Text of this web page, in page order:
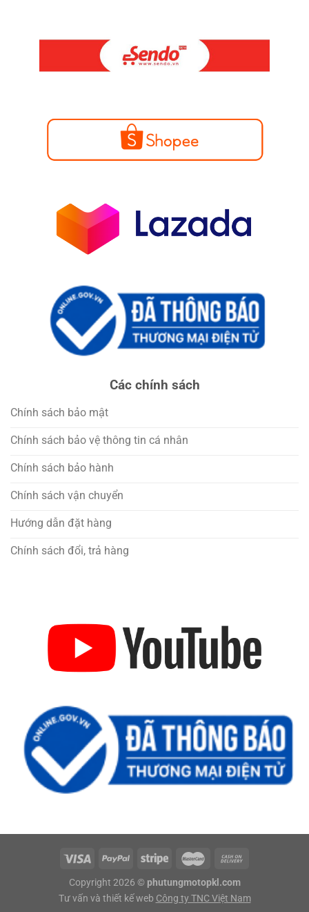
Các chính sách
Chính sách bảo mật
Chính sách bảo vệ thông tin cá nhân
Chính sách bảo hành
Chính sách vận chuyển
Hướng dẫn đặt hàng
Chính sách đổi, trả hàng
Copyright 2026 © phutungmotopkl.com
Tư vấn và thiết kế web Công ty TNC Việt Nam